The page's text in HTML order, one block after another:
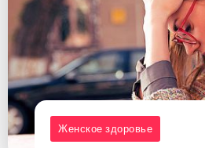
Женское здоровье